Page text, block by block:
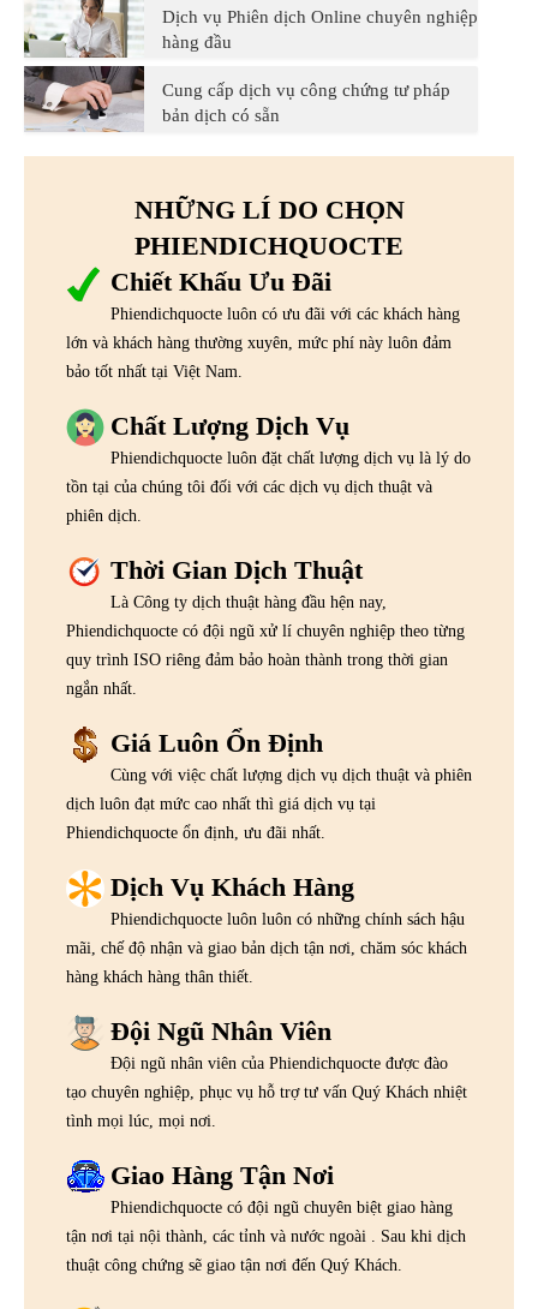
Dịch vụ Phiên dịch Online chuyên nghiệp
hàng đầu
Cung cấp dịch vụ công chứng tư pháp
bản dịch có sẵn
NHỮNG LÍ DO CHỌN
PHIENDICHQUOCTE
Chiết Khấu Ưu Đãi
Phiendichquocte luôn có ưu đãi với các khách hàng
lớn và khách hàng thường xuyên, mức phí này luôn đảm
bảo tốt nhất tại Việt Nam.
Chất Lượng Dịch Vụ
Phiendichquocte luôn đặt chất lượng dịch vụ là lý do
tồn tại của chúng tôi đối với các dịch vụ dịch thuật và
phiên dịch.
Thời Gian Dịch Thuật
Là Công ty dịch thuật hàng đầu hện nay,
Phiendichquocte có đội ngũ xử lí chuyên nghiệp theo từng
quy trình ISO riêng đảm bảo hoàn thành trong thời gian
ngắn nhất.
Giá Luôn Ổn Định
Cùng với việc chất lượng dịch vụ dịch thuật và phiên
dịch luôn đạt mức cao nhất thì giá dịch vụ tại
Phiendichquocte ổn định, ưu đãi nhất.
Dịch Vụ Khách Hàng
Phiendichquocte luôn luôn có những chính sách hậu
mãi, chế độ nhận và giao bản dịch tận nơi, chăm sóc khách
hàng khách hàng thân thiết.
Đội Ngũ Nhân Viên
Đội ngũ nhân viên của Phiendichquocte được đào
tạo chuyên nghiệp, phục vụ hỗ trợ tư vấn Quý Khách nhiệt
tình mọi lúc, mọi nơi.
Giao Hàng Tận Nơi
Phiendichquocte có đội ngũ chuyên biệt giao hàng
tận nơi tại nội thành, các tỉnh và nước ngoài . Sau khi dịch
thuật công chứng sẽ giao tận nơi đến Quý Khách.